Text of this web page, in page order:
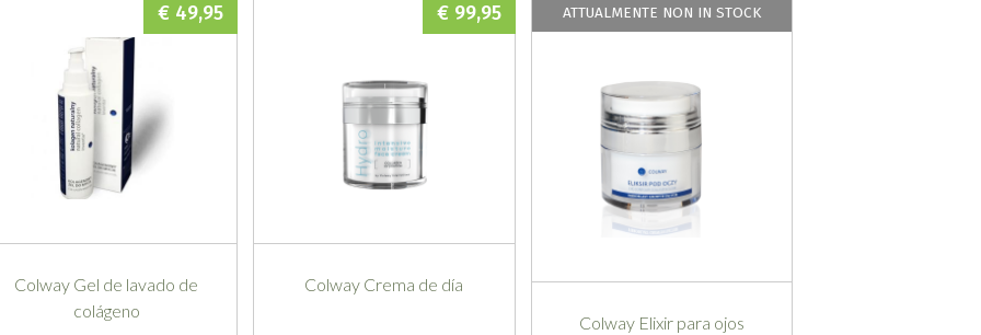
Colway Gel de lavado de
colágeno
€ 49,95
Colway Crema de día
€ 99,95
Colway Elixir para ojos
ATTUALMENTE NON IN STOCK